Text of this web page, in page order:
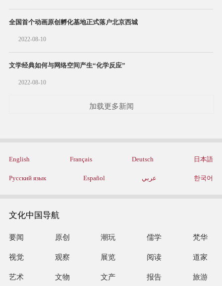
全国首个动画原创孵化基地正式落户北京西城
2022-08-10
文学经典如何与网络空间产生“化学反应”
2022-08-10
加载更多新闻
English Français Deutsch 日本語
Русский язык Español عربي 한국어
文化中国导航
要闻 原创 潮玩 儒学 梵华
视觉 观察 展览 阅读 道家
艺术 文物 文产 报告 旅游